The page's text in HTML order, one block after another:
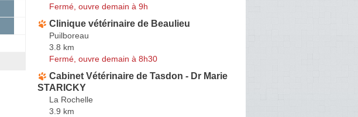
Fermé, ouvre demain à 9h
Clinique vétérinaire de Beaulieu
Puilboreau
3.8 km
Fermé, ouvre demain à 8h30
Cabinet Vétérinaire de Tasdon - Dr Marie
STARICKY
La Rochelle
3.9 km